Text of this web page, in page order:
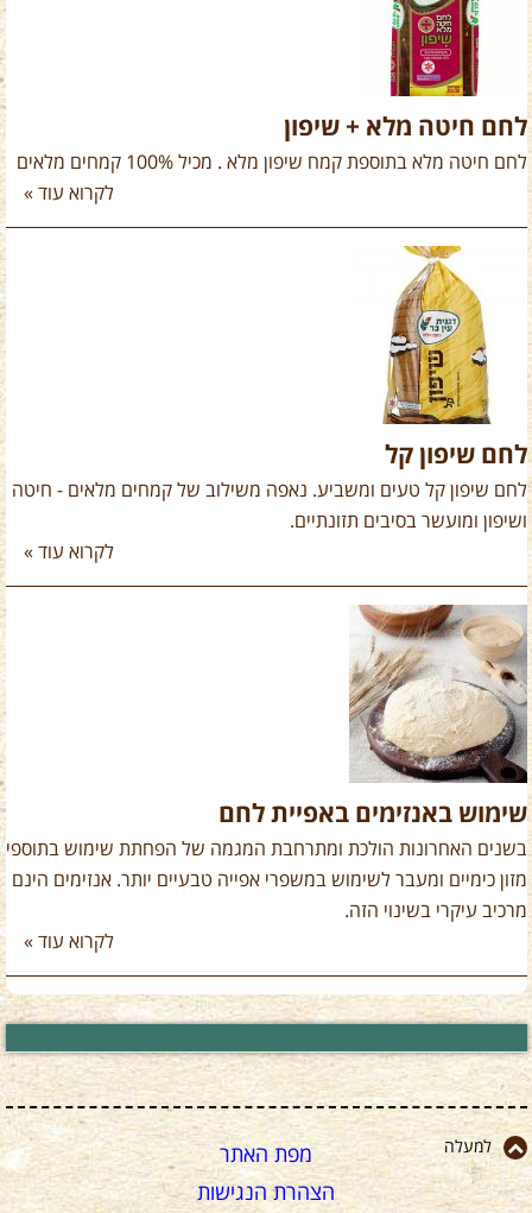
לחם חיטה מלא + שיפון
לחם חיטה מלא בתוספת קמח שיפון מלא . מכיל 100% קמחים מלאים
לקרוא עוד »
לחם שיפון קל
לחם שיפון קל טעים ומשביע. נאפה משילוב של קמחים מלאים - חיטה
ושיפון ומועשר בסיבים תזונתיים.
לקרוא עוד »
שימוש באנזימים באפיית לחם
בשנים האחרונות הולכת ומתרחבת המגמה של הפחתת שימוש בתוספי
מזון כימיים ומעבר לשימוש במשפרי אפייה טבעיים יותר. אנזימים הינם
מרכיב עיקרי בשינוי הזה.
לקרוא עוד »
למעלה
מפת האתר
הצהרת הנגישות